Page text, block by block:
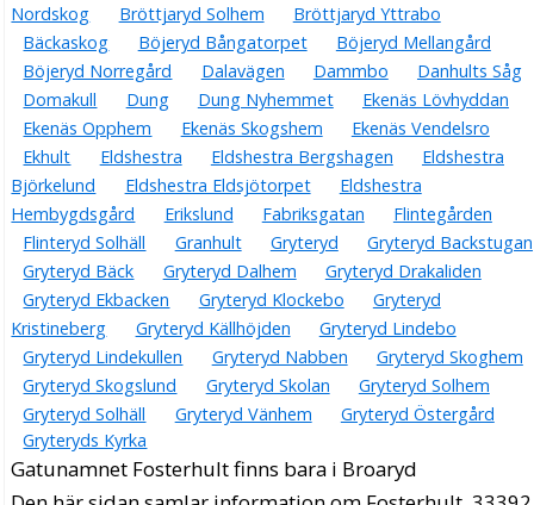
Nordskog
Bröttjaryd Solhem
Bröttjaryd Yttrabo
Bäckaskog
Böjeryd Bångatorpet
Böjeryd Mellangård
Böjeryd Norregård
Dalavägen Dammbo
Danhults Såg
Domakull
Dung Dung Nyhemmet
Ekenäs Lövhyddan
Ekenäs Opphem
Ekenäs Skogshem
Ekenäs Vendelsro
Ekhult
Eldshestra Eldshestra Bergshagen
Eldshestra
Björkelund
Eldshestra Eldsjötorpet
Eldshestra
Hembygdsgård
Erikslund Fabriksgatan
Flintegården
Flinteryd Solhäll
Granhult Gryteryd
Gryteryd Backstugan
Gryteryd Bäck
Gryteryd Dalhem
Gryteryd Drakaliden
Gryteryd Ekbacken
Gryteryd Klockebo
Gryteryd
Kristineberg
Gryteryd Källhöjden
Gryteryd Lindebo
Gryteryd Lindekullen
Gryteryd Nabben
Gryteryd Skoghem
Gryteryd Skogslund
Gryteryd Skolan
Gryteryd Solhem
Gryteryd Solhäll
Gryteryd Vänhem
Gryteryd Östergård
Gryteryds Kyrka
Gatunamnet Fosterhult finns bara i Broaryd